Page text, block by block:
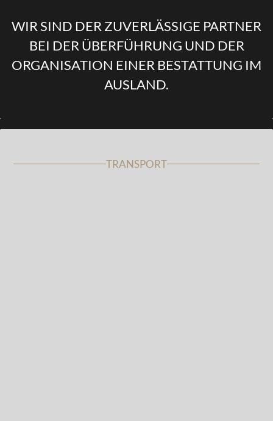
WIR SIND DER ZUVERLÄSSIGE PARTNER
BEI DER ÜBERFÜHRUNG UND DER
ORGANISATION EINER BESTATTUNG IM
AUSLAND.
TRANSPORT